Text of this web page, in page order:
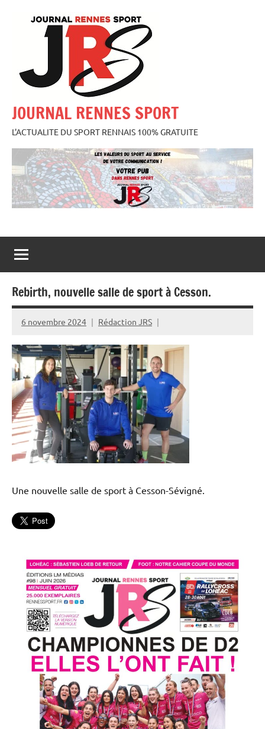
JOURNAL RENNES SPORT
L'ACTUALITE DU SPORT RENNAIS 100% GRATUITE
Rebirth, nouvelle salle de sport à Cesson.
6 novembre 2024 Rédaction JRS
Une nouvelle salle de sport à Cesson-Sévigné.